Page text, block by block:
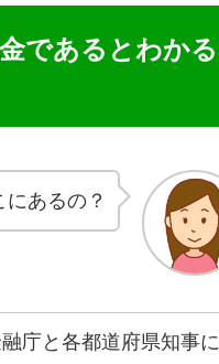
であるとわかる
あるの？
庁と各都道府県知事に